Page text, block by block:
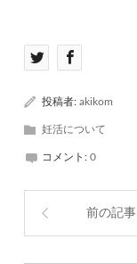
投稿者:akikom
妊活について
コメント:0
前の記事